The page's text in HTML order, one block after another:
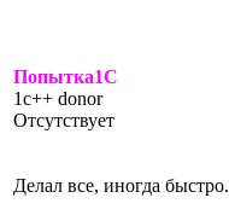
Попытка1С
1c++ donor
Отсутствует
Делал все, иногда быстро.